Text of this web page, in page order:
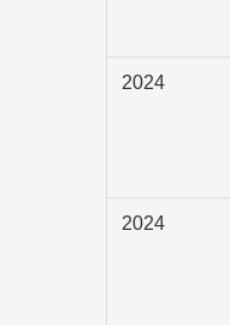
2024
2024